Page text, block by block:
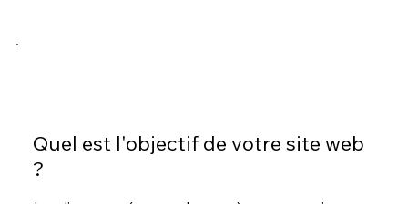
Quel est l'objectif de votre site web
?